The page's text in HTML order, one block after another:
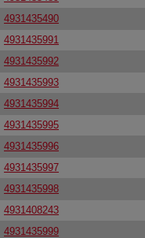
4931435490
4931435991
4931435992
4931435993
4931435994
4931435995
4931435996
4931435997
4931435998
4931408243
4931435999